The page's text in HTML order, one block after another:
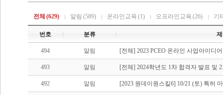
전체 (629) 알림 (589) 온라인교육 (1) 오프라인교육 (26) 기
번호 분류
494 알림 [전체] 2023 PCEO 온라인 사업아이디
493 알림 [전체] 2024학년도 1차 합격자 발표 및
492 알림 [2023 원데이원스킬6] 10/21 (토) 특허